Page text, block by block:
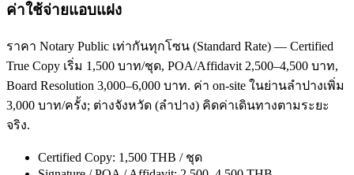
ค่าใช้จ่ายแอบแฝง
ราคา Notary Public เท่ากันทุกโซน (Standard Rate) — Certified
True Copy เริ่ม 1,500 บาท/ชุด, POA/Affidavit 2,500–4,500 บาท,
Board Resolution 3,000–6,000 บาท. ค่า on-site ในย่านลำปางเพิ่ม
3,000 บาท/ครั้ง; ต่างจังหวัด (ลำปาง) คิดค่าเดินทางตามระยะ
จริง.
Certified Copy: 1,500 THB / ชุด